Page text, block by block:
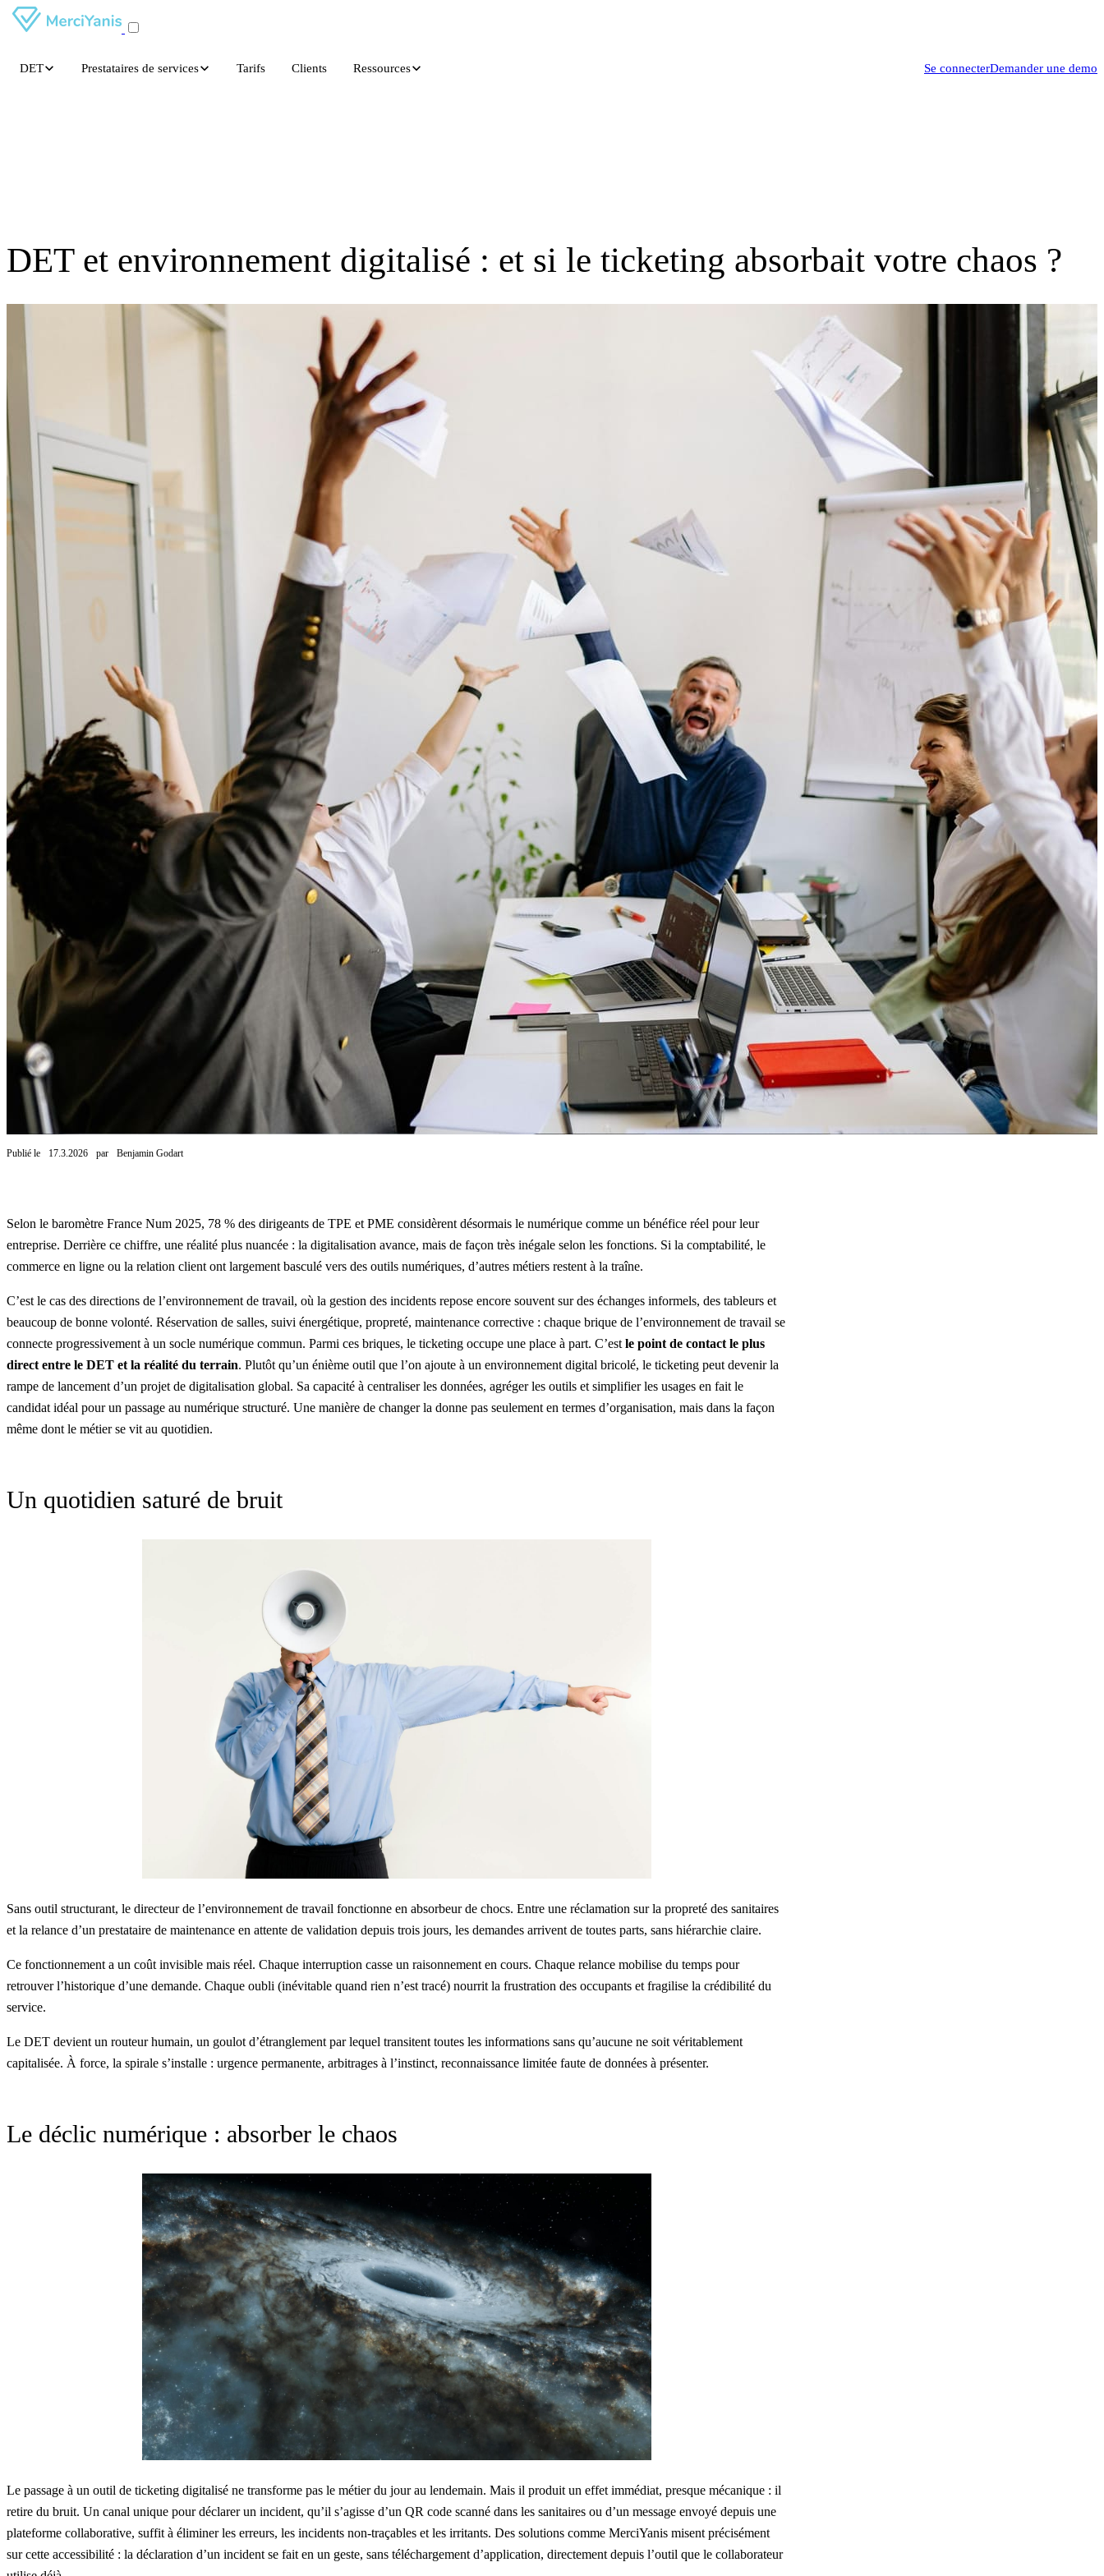
DET Prestataires de services Tarifs Clients Ressources Se connecterDemander une demo
DET et environnement digitalisé : et si le ticketing absorbait votre chaos ?
Publié le 17.3.2026 par Benjamin Godart
Selon le baromètre France Num 2025, 78 % des dirigeants de TPE et PME considèrent désormais le numérique comme un bénéfice réel pour leur
entreprise. Derrière ce chiffre, une réalité plus nuancée : la digitalisation avance, mais de façon très inégale selon les fonctions. Si la comptabilité, le
commerce en ligne ou la relation client ont largement basculé vers des outils numériques, d’autres métiers restent à la traîne.
C’est le cas des directions de l’environnement de travail, où la gestion des incidents repose encore souvent sur des échanges informels, des tableurs et
beaucoup de bonne volonté. Réservation de salles, suivi énergétique, propreté, maintenance corrective : chaque brique de l’environnement de travail se
connecte progressivement à un socle numérique commun. Parmi ces briques, le ticketing occupe une place à part. C’est le point de contact le plus
direct entre le DET et la réalité du terrain. Plutôt qu’un énième outil que l’on ajoute à un environnement digital bricolé, le ticketing peut devenir la
rampe de lancement d’un projet de digitalisation global. Sa capacité à centraliser les données, agréger les outils et simplifier les usages en fait le
candidat idéal pour un passage au numérique structuré. Une manière de changer la donne pas seulement en termes d’organisation, mais dans la façon
même dont le métier se vit au quotidien.
Un quotidien saturé de bruit
Sans outil structurant, le directeur de l’environnement de travail fonctionne en absorbeur de chocs. Entre une réclamation sur la propreté des sanitaires
et la relance d’un prestataire de maintenance en attente de validation depuis trois jours, les demandes arrivent de toutes parts, sans hiérarchie claire.
Ce fonctionnement a un coût invisible mais réel. Chaque interruption casse un raisonnement en cours. Chaque relance mobilise du temps pour
retrouver l’historique d’une demande. Chaque oubli (inévitable quand rien n’est tracé) nourrit la frustration des occupants et fragilise la crédibilité du
service.
Le DET devient un routeur humain, un goulot d’étranglement par lequel transitent toutes les informations sans qu’aucune ne soit véritablement
capitalisée. À force, la spirale s’installe : urgence permanente, arbitrages à l’instinct, reconnaissance limitée faute de données à présenter.
Le déclic numérique : absorber le chaos
Le passage à un outil de ticketing digitalisé ne transforme pas le métier du jour au lendemain. Mais il produit un effet immédiat, presque mécanique : il
retire du bruit. Un canal unique pour déclarer un incident, qu’il s’agisse d’un QR code scanné dans les sanitaires ou d’un message envoyé depuis une
plateforme collaborative, suffit à éliminer les erreurs, les incidents non-traçables et les irritants. Des solutions comme MerciYanis misent précisément
surcette accessibilité : la déclaration d’un incident se fait en un geste, sans téléchargement d’application, directement depuis l’outil que le collaborateur